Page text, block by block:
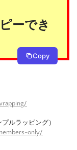
ーでき
Copy
ルラッピング）
only/